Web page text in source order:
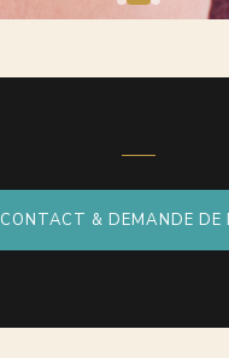
CONTACT & DEMANDE DE